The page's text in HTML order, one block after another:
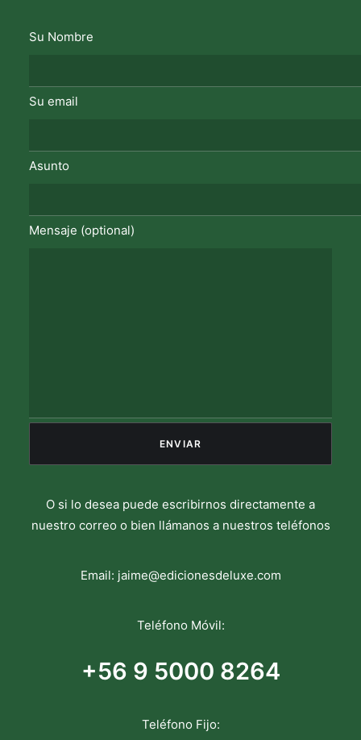
Su Nombre
Su email
Asunto
Mensaje (optional)
O si lo desea puede escribirnos directamente a
nuestro correo o bien llámanos a nuestros teléfonos
Email: jaime@edicionesdeluxe.com
Teléfono Móvil:
+56 9 5000 8264
Teléfono Fijo: